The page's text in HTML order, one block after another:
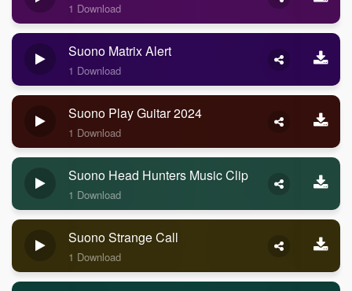
1 Download
Suono Matrix Alert
1 Download
Suono Play Guitar 2024
1 Download
Suono Head Hunters Music Clip
1 Download
Suono Strange Call
1 Download